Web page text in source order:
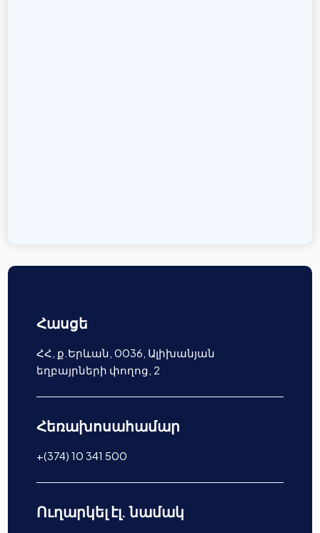
Հասցե
ՀՀ, ք.Երևան, 0036, Ալիխանյան
եղբայրների փողոց, 2
Հեռախոսահամար
+(374) 10 341 500
Ուղարկել էլ. նամակ